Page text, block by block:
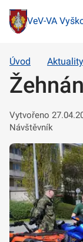
VeV-VA
Úvod Aktuality
Vytvořeno
Návštěvník